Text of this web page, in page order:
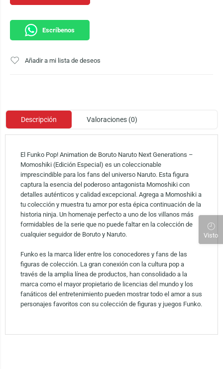
Escríbenos
Añadir a mi lista de deseos
Descripción Valoraciones (0)
El Funko Pop! Animation de Boruto Naruto Next Generations –
Momoshiki (Edición Especial) es un coleccionable
imprescindible para los fans del universo Naruto. Esta figura
captura la esencia del poderoso antagonista Momoshiki con
detalles auténticos y calidad excepcional. Agrega a Momoshiki a
tu colección y muestra tu amor por esta épica continuación de la
historia ninja. Un homenaje perfecto a uno de los villanos más
formidables de la serie que no puede faltar en la colección de
cualquier seguidor de Boruto y Naruto.
Funko es la marca líder entre los conocedores y fans de las
figuras de colección. La gran conexión con la cultura pop a
través de la amplia línea de productos, han consolidado a la
marca como el mayor propietario de licencias del mundo y los
fanáticos del entretenimiento pueden mostrar todo el amor a sus
personajes favoritos con su colección de figuras y juegos Funko.
Visto